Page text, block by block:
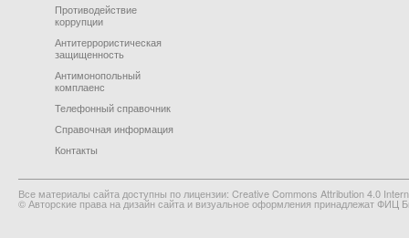
Противодействие
коррупции
Антитеррористическая
защищенность
Антимонопольный
комплаенс
Телефонный справочник
Справочная информация
Контакты
Все материалы сайта доступны по лицензии: Creative Commons Attribution 4.0
© Авторские права на дизайн сайта и визуальное оформления принадлежат ФИЦ